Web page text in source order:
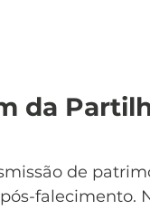
da
de
falecimento.